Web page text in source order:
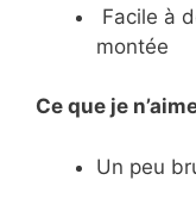
Facile à
montée
Ce que je
Un peu